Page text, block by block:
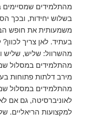
מהתלמידים שמסיימים
בשלוש יחידות, ובכך
משמעותית את חופש
בעתיד. לאן צריך
מהשרוול: שליש, שליש
מהתלמידים במסלול
מירב דלתות פתוחות
מהתלמידים במסלול
לאוניברסיטה, גם אם
למקצועות הריאליים.